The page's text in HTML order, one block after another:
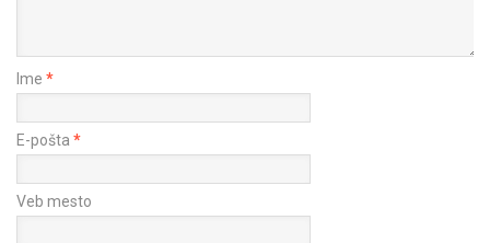
Ime *
E-pošta *
Veb mesto